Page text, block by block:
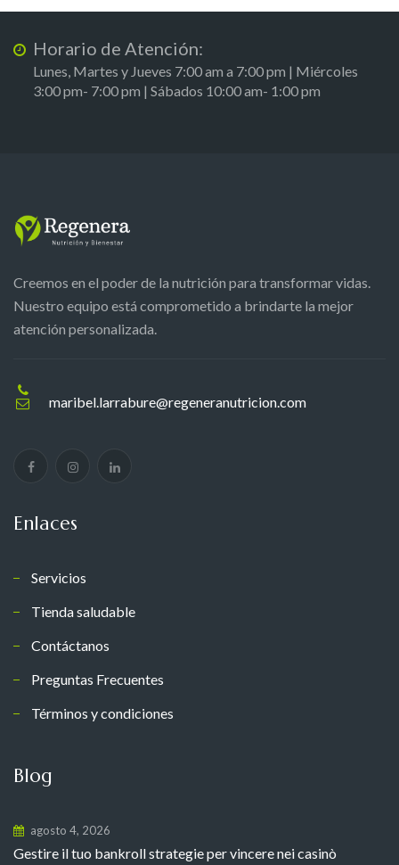
Horario de Atención:
Lunes, Martes y Jueves 7:00 am a 7:00 pm | Miércoles
3:00 pm- 7:00 pm | Sábados 10:00 am- 1:00 pm
Creemos en el poder de la nutrición para transformar vidas.
Nuestro equipo está comprometido a brindarte la mejor
atención personalizada.
maribel.larrabure@regeneranutricion.com
Enlaces
Servicios
Tienda saludable
Contáctanos
Preguntas Frecuentes
Términos y condiciones
Blog
agosto 4, 2026
Gestire il tuo bankroll strategie per vincere nei casinò